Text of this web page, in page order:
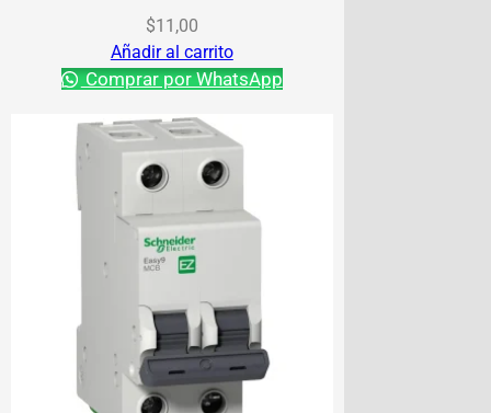
$11,00
Añadir al carrito
Comprar por WhatsApp